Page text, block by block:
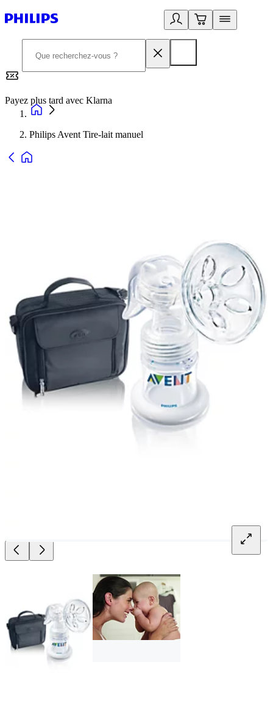
Payez plus tard avec Klarna
Philips Avent Tire-lait manuel